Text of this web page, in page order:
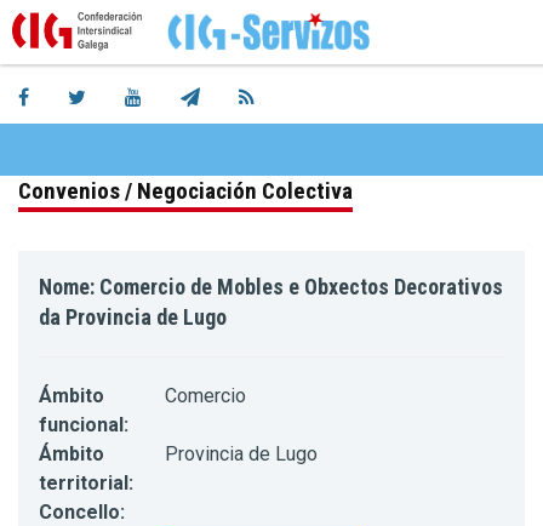
Convenios / Negociación Colectiva
Nome: Comercio de Mobles e Obxectos Decorativos
da Provincia de Lugo
Ámbito
funcional:
Comercio
Ámbito
territorial:
Provincia de Lugo
Concello: